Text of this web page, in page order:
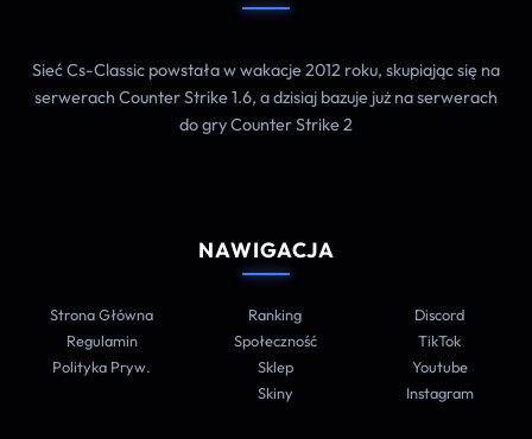
Sieć Cs-Classic powstała w wakacje 2012 roku, skupiając się na
serwerach Counter Strike 1.6, a dzisiaj bazuje już na serwerach
do gry Counter Strike 2
NAWIGACJA
Strona Główna
Regulamin
Polityka Pryw.
Ranking
Społeczność
Sklep
Skiny
Discord
TikTok
Youtube
Instagram